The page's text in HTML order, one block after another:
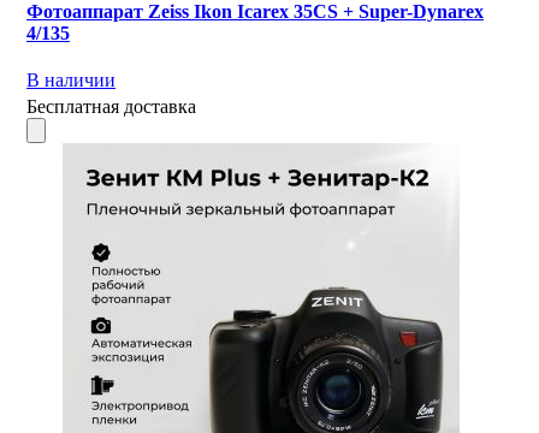
Фотоаппарат Zeiss Ikon Icarex 35CS + Super-Dynarex
4/135
В наличии
Бесплатная доставка